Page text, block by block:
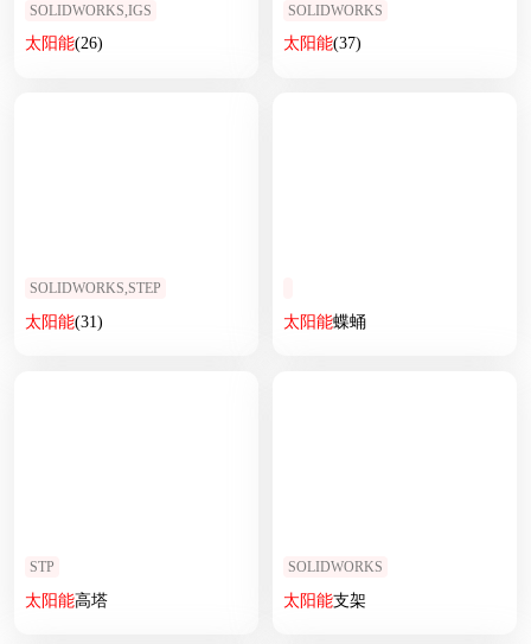
SOLIDWORKS,IGS
太阳能(26)
SOLIDWORKS
太阳能(37)
SOLIDWORKS,STEP
太阳能(31) 太阳能蝶蛹
STP
太阳能高塔
SOLIDWORKS
太阳能支架